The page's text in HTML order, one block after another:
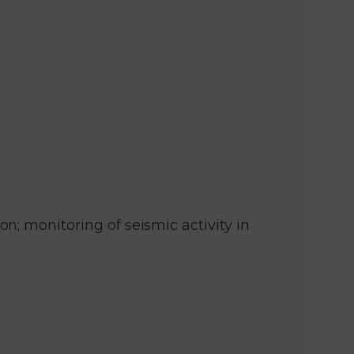
monitoring of seismic activity in